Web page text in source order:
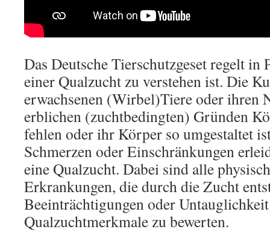
Das Deutsche Tierschutzgeset regelt in
einer Qualzucht zu verstehen ist. Die
erwachsenen (Wirbel)Tiere oder ihren
erblichen (zuchtbedingten) Gründen
fehlen oder ihr Körper so umgestaltet
Schmerzen oder Einschränkungen
eine Qualzucht. Dabei sind alle
Erkrankungen, die durch die Zucht
Beeinträchtigungen oder
Qualzuchtmerkmale zu bewerten.